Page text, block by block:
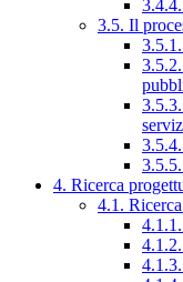
3.5. Il
4. Ricerca
4.1.